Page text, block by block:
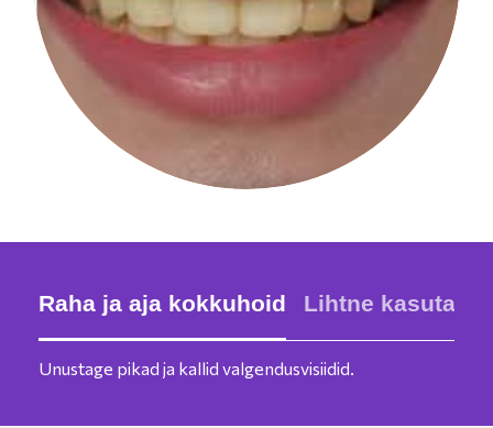
Raha ja aja kokkuhoid Lihtne kasutada
Unustage pikad ja kallid valgendusvisiidid.